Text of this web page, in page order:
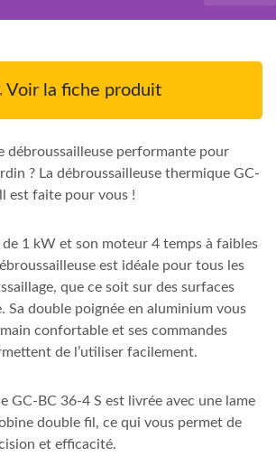
Voir la fiche produit
débroussailleuse performante pour
? La débroussailleuse thermique GC-
est faite pour vous !
de 1 kW et son moteur 4 temps à faibles
est idéale pour tous les
que ce soit sur des surfaces
Sa double poignée en aluminium vous
confortable et ses commandes
de l’utiliser facilement.
GC-BC 36-4 S est livrée avec une lame
double fil, ce qui vous permet de
et efficacité.